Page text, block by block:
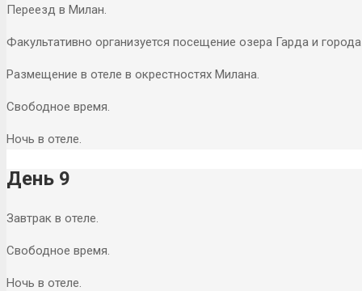
Переезд в Милан.
Факультативно организуется посещение озера Гарда и
Размещение в отеле в окрестностях Милана.
Свободное время.
Ночь в отеле.
День 9
Завтрак в отеле.
Свободное время.
Ночь в отеле.